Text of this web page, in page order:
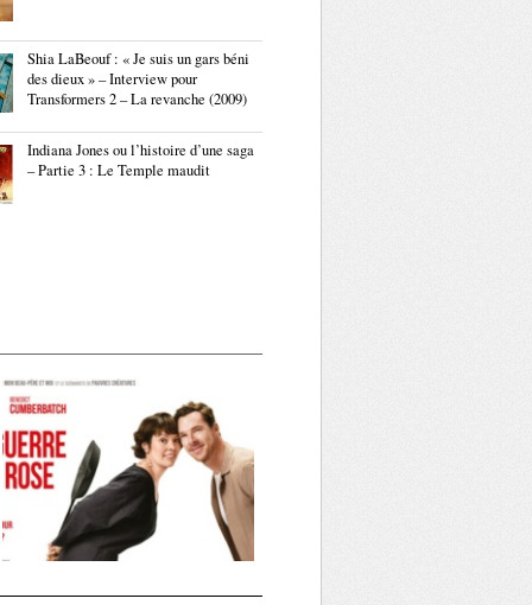
Shia LaBeouf : « Je suis un gars béni
des dieux » – Interview pour
Transformers 2 – La revanche (2009)
Indiana Jones ou l’histoire d’une saga
– Partie 3 : Le Temple maudit